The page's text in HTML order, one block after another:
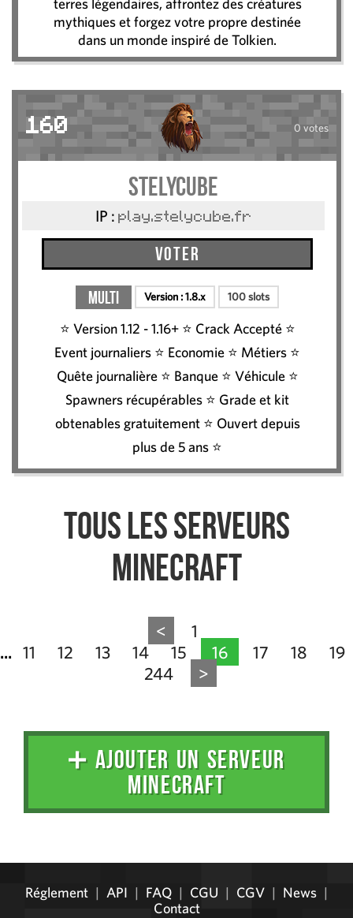
terres légendaires, affrontez des créatures
mythiques et forgez votre propre destinée
dans un monde inspiré de Tolkien.
160 0 votes
StelyCube
IP : play.stelycube.fr
Voter
Multi Version :1.8.x 100 slots
⭐ Version 1.12 - 1.16+ ⭐ Crack Accepté ⭐
Event journaliers ⭐ Economie ⭐ Métiers ⭐
Quête journalière ⭐ Banque ⭐ Véhicule ⭐
Spawners récupérables ⭐ Grade et kit
obtenables gratuitement ⭐ Ouvert depuis
plus de 5 ans ⭐
Tous les serveurs
Minecraft
< 1
... 11 12 13 14 15 16 17 18
19
244
>
➕ AJOUTER UN SERVEUR
MINECRAFT
Réglement | API | FAQ | CGU | CGV | News |
Contact